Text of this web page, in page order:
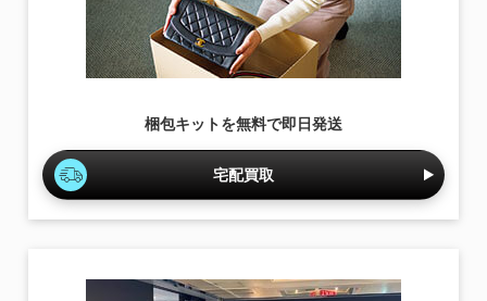
梱包キットを無料で即日発送
宅配買取